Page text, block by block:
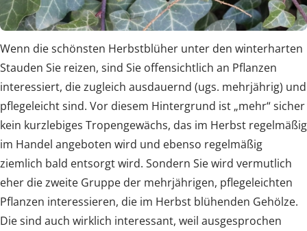
Wenn die schönsten Herbstblüher unter den winterharten
Stauden Sie reizen, sind Sie offensichtlich an Pflanzen
interessiert, die zugleich ausdauernd (ugs. mehrjährig) und
pflegeleicht sind. Vor diesem Hintergrund ist „mehr“ sicher
kein kurzlebiges Tropengewächs, das im Herbst regelmäßig
im Handel angeboten wird und ebenso regelmäßig
ziemlich bald entsorgt wird. Sondern Sie wird vermutlich
eher die zweite Gruppe der mehrjährigen, pflegeleichten
Pflanzen interessieren, die im Herbst blühenden Gehölze.
Die sind auch wirklich interessant, weil ausgesprochen